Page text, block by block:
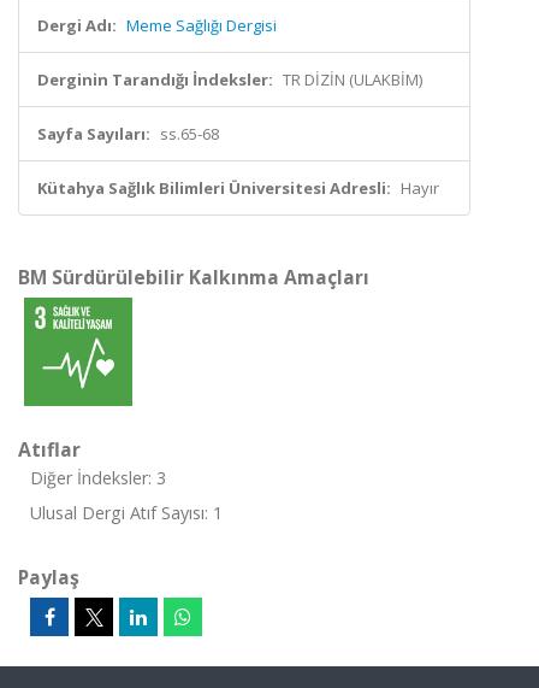
Dergi Adı: Meme Sağlığı Dergisi
Derginin Tarandığı İndeksler: TR DİZİN (ULAKBİM)
Sayfa Sayıları: ss.65-68
Kütahya Sağlık Bilimleri Üniversitesi Adresli: Hayır
BM Sürdürülebilir Kalkınma Amaçları
Atıflar
Diğer İndeksler: 3
Ulusal Dergi Atıf Sayısı: 1
Paylaş